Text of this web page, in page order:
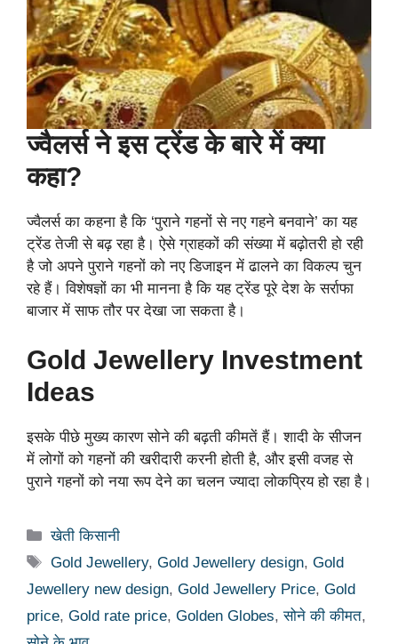
ज्वैलर्स ने इस ट्रेंड के बारे में क्या
कहा?
ज्वैलर्स का कहना है कि ‘पुराने गहनों से नए गहने बनवाने’ का यह
ट्रेंड तेजी से बढ़ रहा है। ऐसे ग्राहकों की संख्या में बढ़ोतरी हो रही
है जो अपने पुराने गहनों को नए डिजाइन में ढालने का विकल्प चुन
रहे हैं। विशेषज्ञों का भी मानना है कि यह ट्रेंड पूरे देश के सर्राफा
बाजार में साफ तौर पर देखा जा सकता है।
Gold Jewellery Investment
Ideas
इसके पीछे मुख्य कारण सोने की बढ़ती कीमतें हैं। शादी के सीजन
में लोगों को गहनों की खरीदारी करनी होती है, और इसी वजह से
पुराने गहनों को नया रूप देने का चलन ज्यादा लोकप्रिय हो रहा है।
Categories
खेती किसानी
Tags
Gold Jewellery,Gold Jewellery design,Gold
Jewellery new design, Gold Jewellery Price, Gold
price, Gold rate price, Golden Globes,सोने की कीमत,